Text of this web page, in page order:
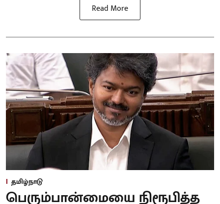
Read More
தமிழ்நாடு
பெரும்பான்மையை நிரூபித்த